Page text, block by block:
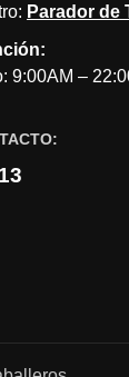
Parador de
9:00AM –